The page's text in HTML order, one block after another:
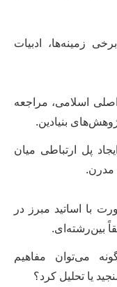
زمینه‌ها، ادبیات
اسلامی، مراجعه
بنیادین.
ایجاد پل ارتباطی میان
مدرن.
با اساتید مبرز در
بین‌رشته‌ای.
می‌توان مفاهیم
یا تحلیل کرد؟